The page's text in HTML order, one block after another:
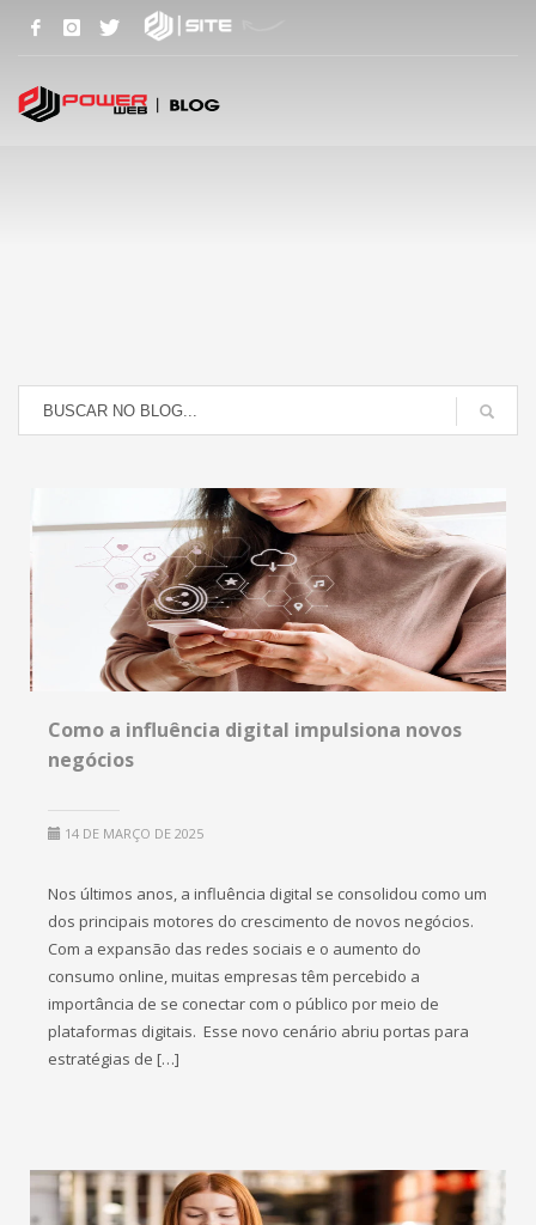
Como a influência digital impulsiona novos
negócios
14 DE MARÇO DE 2025
Nos últimos anos, a influência digital se consolidou como um
dos principais motores do crescimento de novos negócios.
Com a expansão das redes sociais e o aumento do
consumo online, muitas empresas têm percebido a
importância de se conectar com o público por meio de
plataformas digitais. Esse novo cenário abriu portas para
estratégias de […]